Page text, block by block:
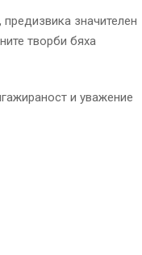
значителен
творби бяха
и уважение